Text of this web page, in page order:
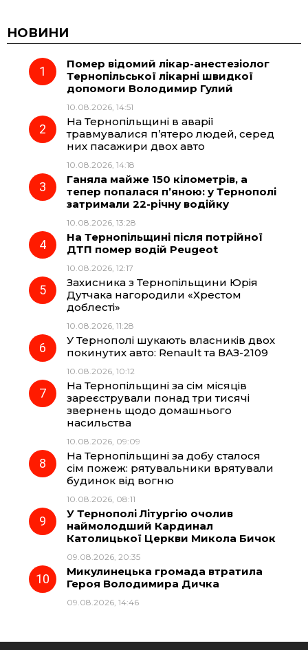
c
e
o
k
e
r
a
m
t
A
p
НОВИНИ
Помер відомий лікар-анестезіолог
Тернопільської лікарні швидкої
допомоги Володимир Гулий
10.08.2026, 14:51
На Тернопільщині в аварії
травмувалися п’ятеро людей, серед
них пасажири двох авто
10.08.2026, 14:18
Ганяла майже 150 кілометрів, а
тепер попалася п’яною: у Тернополі
затримали 22-річну водійку
10.08.2026, 13:28
На Тернопільщині після потрійної
ДТП помер водій Peugeot
10.08.2026, 12:17
Захисника з Тернопільщини Юрія
Дутчака нагородили «Хрестом
доблесті»
10.08.2026, 11:28
У Тернополі шукають власників двох
покинутих авто: Renault та ВАЗ-2109
10.08.2026, 10:12
На Тернопільщині за сім місяців
зареєстрували понад три тисячі
звернень щодо домашнього
насильства
10.08.2026, 09:09
На Тернопільщині за добу сталося
сім пожеж: рятувальники врятували
будинок від вогню
10.08.2026, 08:11
У Тернополі Літургію очолив
наймолодший Кардинал
Католицької Церкви Микола Бичок
09.08.2026, 20:35
Микулинецька громада втратила
Героя Володимира Дичка
09.08.2026, 14:46